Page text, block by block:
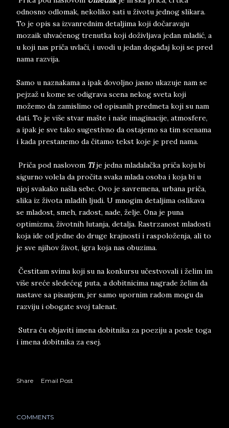
odnosno odlomak, nekoliko sati u životu jednog slikara.
To je opis sa izvanrednim detaljima koji dočaravaju
mozaik uhvaćenog trenutka koji doživljava jedan mladić, a
u koji nas priča uvlači, i uvodi u jedan događaj koji se pred
nama razvija.
Samo u naznakama a ipak dovoljno jasno ukazuje nam se
pejzaž u kome se odigrava scena nekog sveta koji
možemo da zamislimo od opisanih predmeta koji su nam
dati. To je više stvar mašte i naše imaginacije, atmosfere,
a ipak je sve tako sugestivno da ostajemo sa tim scenama
i kada prestanemo da čitamo tekst koje je pred nama.
Priča pod naslovom Tije jedna mladalačka priča koju bi
sigurno volela da pročita svaka mlada osoba i koja bi u
njoj svakako našla sebe. Ovo је savremena, urbana priča,
slika iz života mladih ljudi. U mnogim detaljima oslikava
se mladost, smeh, radost, nade, želje. Ona je puna
optimizma, životnih lutanja, detalja. Rastrzanost mladosti
koja ide od jedne do druge krajnosti i raspoloženja, ali to
je sve njihov život, igra koja nas obuzima.
Čestitam svima koji su na konkursu učestvovali i želim im
više sreće sledećeg puta, a dobitnicima nagrade želim da
nastave sa pisanjem, jer samo upornim radom mogu da
razviju i obogate svoj talenat.
Sutra ću objaviti imena dobitnika za poeziju a posle toga
i imena dobitnika za esej.
Share Email Post
COMMENTS